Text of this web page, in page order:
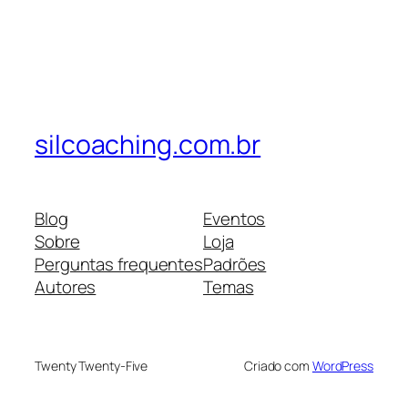
silcoaching.com.br
Blog
Sobre
Perguntas frequentes
Autores
Eventos
Loja
Padrões
Temas
Twenty Twenty-Five Criado com WordPress